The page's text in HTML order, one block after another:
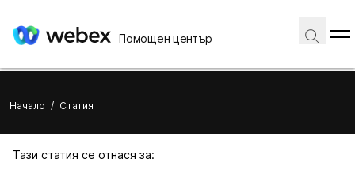
Помощен център
Начало / Статия
Тази статия се отнася за: